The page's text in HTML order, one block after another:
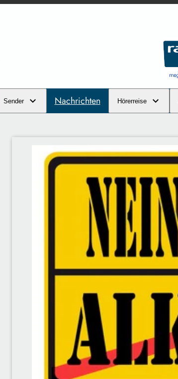
Sender Nachrichten Hörerreise